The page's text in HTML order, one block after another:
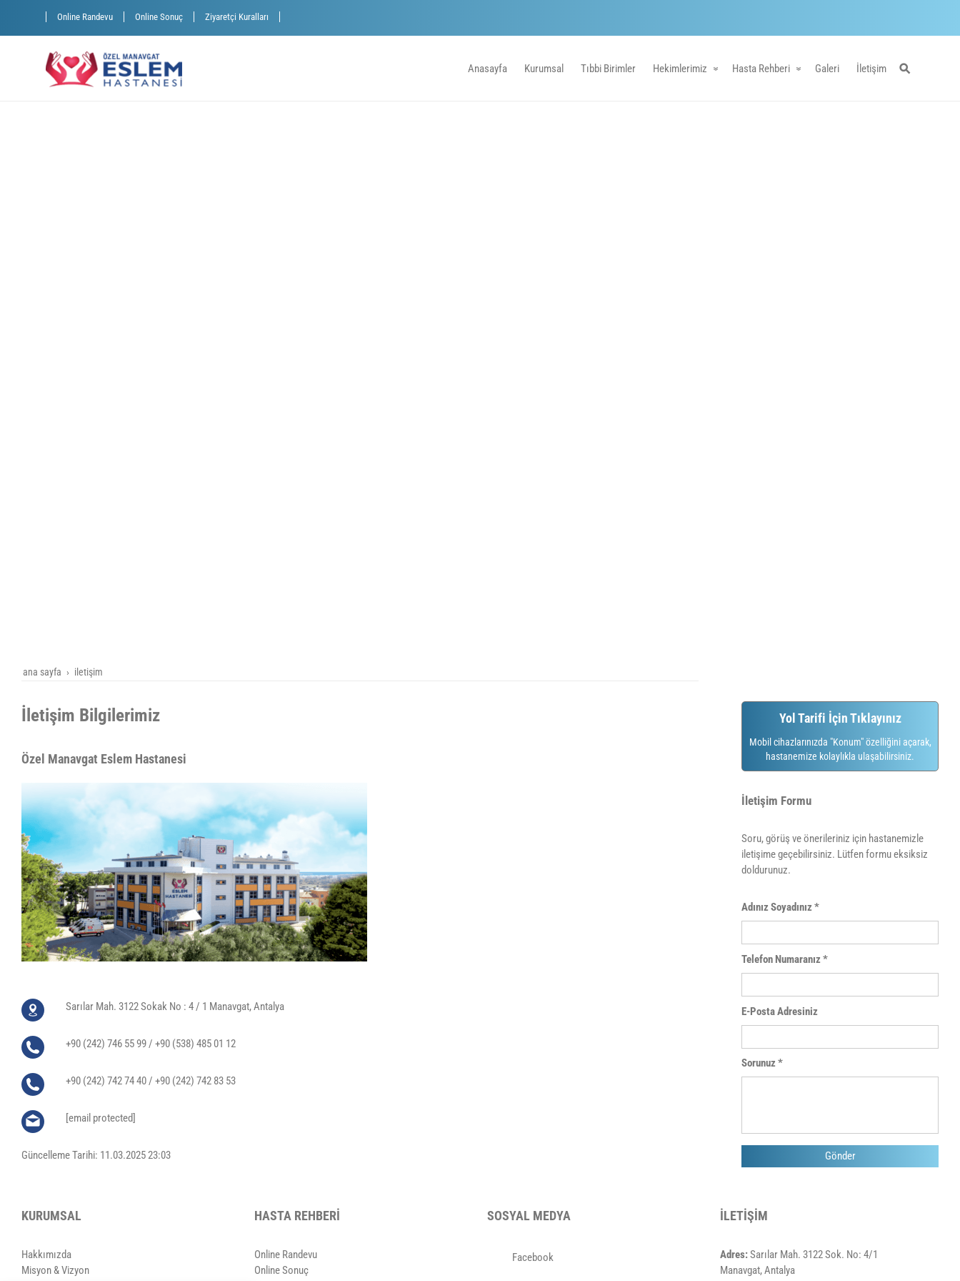
Online Randevu Online Sonuç Ziyaretçi Kuralları
Anasayfa Kurumsal Tıbbi Birimler Hekimlerimiz Hasta Rehberi Galeri İletişim
ana sayfa i̇letişim
İletişim Bilgilerimiz
Özel Manavgat Eslem Hastanesi
Sarılar Mah. 3122 Sokak No : 4 / 1 Manavgat, Antalya
+90 (242) 746 55 99 / +90 (538) 485 01 12
+90 (242) 742 74 40 / +90 (242) 742 83 53
[email protected]
Güncelleme Tarihi: 11.03.2025 23:03
Yol Tarifi İçin Tıklayınız
Mobil cihazlarınızda "Konum" özelliğini açarak,
hastanemize kolaylıkla ulaşabilirsiniz.
İletişim Formu
Soru, görüş ve önerileriniz için hastanemizle
iletişime geçebilirsiniz. Lütfen formu eksiksiz
doldurunuz.
Adınız Soyadınız *
Telefon Numaranız *
E-Posta Adresiniz
Sorunuz *
Gönder
KURUMSAL
Hakkımızda
Misyon & Vizyon
HASTA REHBERİ
Online Randevu
Online Sonuç
SOSYAL MEDYA
Facebook
İLETİŞİM
Adres:Sarılar Mah. 3122 Sok. No: 4/1
Manavgat, Antalya